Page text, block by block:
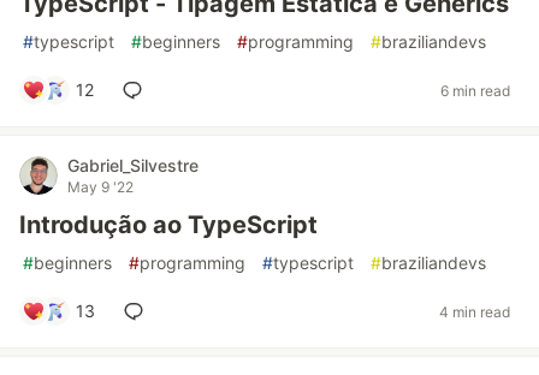
#typescript #beginners #programming #braziliandevs
12 6 min read
Gabriel_Silvestre
May 9 '22
Introdução ao TypeScript
#beginners #programming #typescript #braziliandevs
13 4 min read